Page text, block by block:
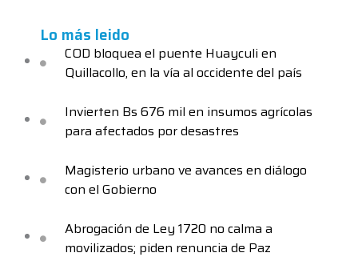
Lo más leido
COD bloquea el puente Huayculi en
Quillacollo, en la vía al occidente del país
Invierten Bs 676 mil en insumos agrícolas
para afectados por desastres
Magisterio urbano ve avances en diálogo
con el Gobierno
Abrogación de Ley 1720 no calma a
movilizados; piden renuncia de Paz